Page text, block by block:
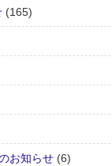
(165)
お知らせ (6)